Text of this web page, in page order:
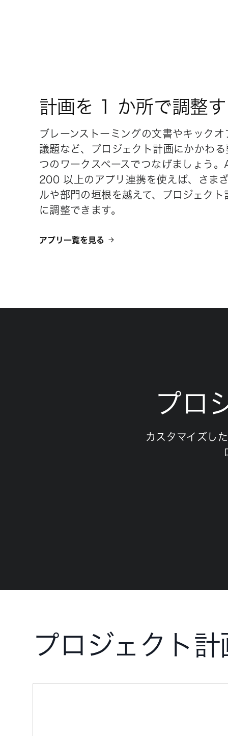
計画を 1 か所で調整
ブレーンストーミングの文書やキックオ
議題など、プロジェクト計画にかかわ
つのワークスペースでつなげましょう
200 以上のアプリ連携を使えば、さま
ルや部門の垣根を越えて、プロジェクト
に調整できます。
アプリ一覧を見る
プロ
カスタマイズし
プロジェクト